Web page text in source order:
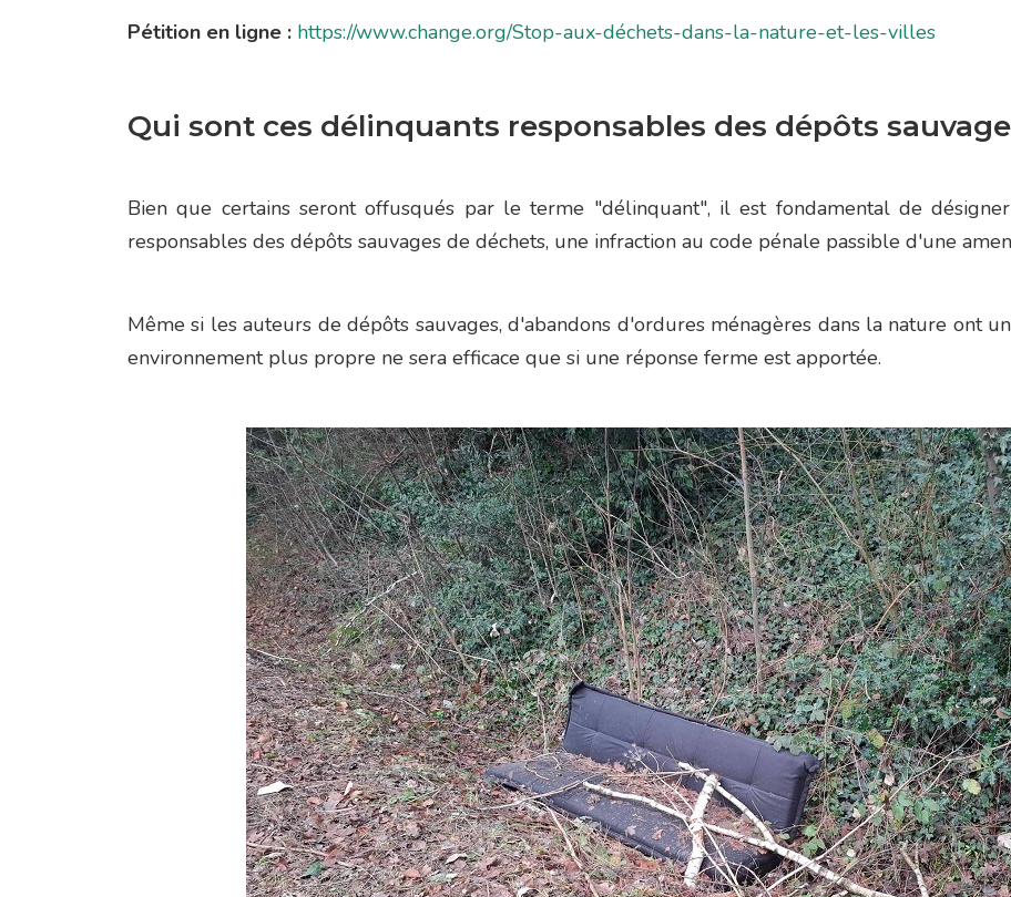
Pétition en ligne : https://www.change.org/Stop-aux-déchets-dans-la-nature-et-les-villes
Qui sont ces délinquants responsables des dépôts
Bien que certains seront offusqués par le terme "délinquant", il est fondamental de
responsables des dépôts sauvages de déchets, une infraction au code pénale passible d'une
Même si les auteurs de dépôts sauvages, d'abandons d'ordures ménagères dans la nature ont
environnement plus propre ne sera efficace que si une réponse ferme est apportée.